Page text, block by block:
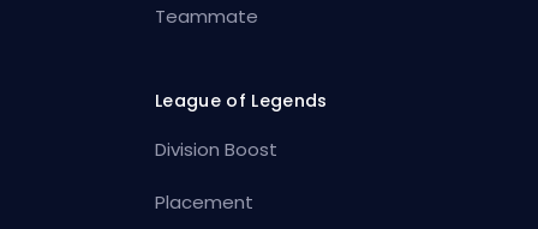
Teammate
League of Legends
Division Boost
Placement